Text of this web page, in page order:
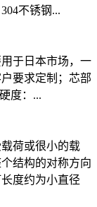
不锈钢...
于日本市场，一
要求定制；芯部
度：...
荷或很小的载
结构的对称方向
度约为小直径